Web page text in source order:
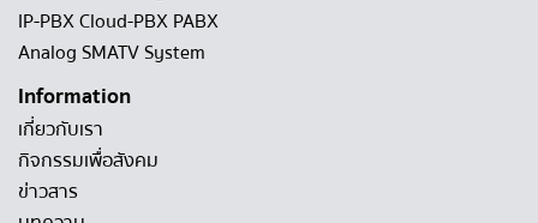
IP-PBX Cloud-PBX PABX
Analog SMATV System
Information
เกี่ยวกับเรา
กิจกรรมเพื่อสังคม
ข่าวสาร